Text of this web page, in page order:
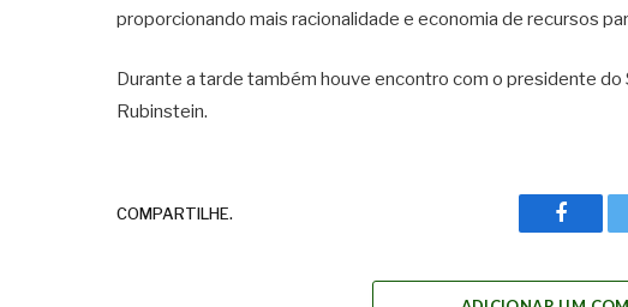
proporcionando mais racionalidade e economia de recursos
Durante a tarde também houve encontro com o presidente do
Rubinstein.
COMPARTILHE.